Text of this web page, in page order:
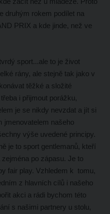
druhým rokem podílet na
PRIX a kde jinde, než ve
sport...ale to je život
rány, ale stejně tak jako v
těžké a složité
i přijmout porážku,
je se nikdy nevzdat a jít si
jmenovatelem našeho
výše uvedené principy.
je to sport gentlemanů, kteří
po zápasu. Je to
fair play. Vzhledem k tomu,
z hlavních cílů i našeho
akci a rádi bychom této
s našimi partnery u stolu,